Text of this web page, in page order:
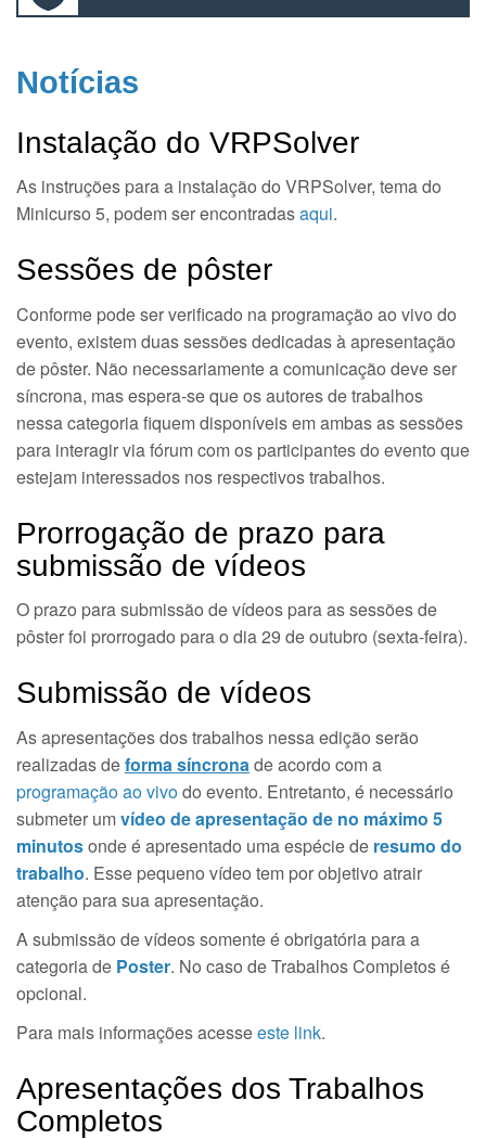
Notícias
Instalação do VRPSolver
As instruções para a instalação do VRPSolver, tema do
Minicurso 5, podem ser encontradasaqui.
Sessões de pôster
Conforme pode ser verificado na programação ao vivo do
evento, existem duas sessões dedicadas à apresentação
de pôster. Não necessariamente a comunicação deve ser
síncrona, mas espera-se que os autores de trabalhos
nessa categoria fiquem disponíveis em ambas as sessões
para interagir via fórum com os participantes do evento que
estejam interessados nos respectivos trabalhos.
Prorrogação de prazo para
submissão de vídeos
O prazo para submissão de vídeos para as sessões de
pôster foi prorrogado para o dia 29 de outubro (sexta-feira).
Submissão de vídeos
As apresentações dos trabalhos nessa edição serão
realizadas deforma síncrona de acordo com a
programação ao vivodo evento. Entretanto, é necessário
submeter umvídeo de apresentação de no máximo 5
minutosonde é apresentado uma espécie de resumo do
trabalho. Esse pequeno vídeo tem por objetivo atrair
atenção para sua apresentação.
A submissão de vídeos somente é obrigatória para a
categoria de Poster. No caso de Trabalhos Completos é
opcional.
Para mais informações acesseeste link.
Apresentações dos Trabalhos
Completos